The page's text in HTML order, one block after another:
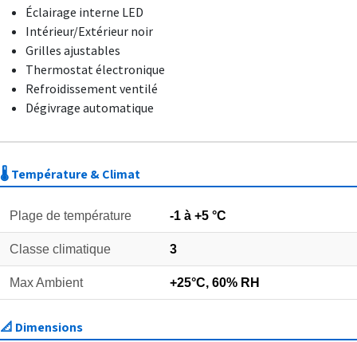
Éclairage interne LED
Intérieur/Extérieur noir
Grilles ajustables
Thermostat électronique
Refroidissement ventilé
Dégivrage automatique
🌡️ Température & Climat
Plage de température -1 à +5 °C
Classe climatique 3
Max Ambient +25°C, 60% RH
📐 Dimensions